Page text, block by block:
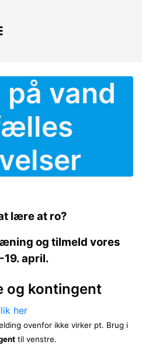
vand
lære at ro?
og tilmeld vores
19. april.
og kontingent
her
ovenfor ikke virker pt. Brug i
til venstre.